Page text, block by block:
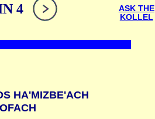
4
ASK THE
KOLLEL
HA'MIZBE'ACH